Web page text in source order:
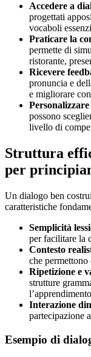
Accedere a
progettati
vocaboli
Praticare la
permette di
ristorante,
Ricevere
pronuncia e
e migliorare
possono
livello di
Struttura
per
Un dialogo ben
caratteristiche
Semplicità
per facilitare la
Contesto
che permettono
Ripetizione e
strutture
Interazione
partecipazione
Esempio di